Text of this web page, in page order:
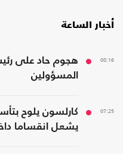
أخبار الساعة
08:16
المسؤولين
07:25
كارلسون يلوح
يشعل انقساما